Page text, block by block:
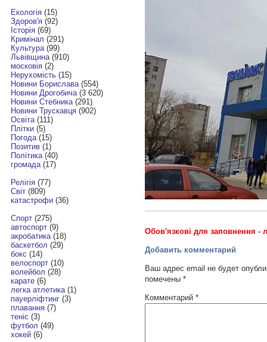
Екологія(15)
Здоров'я(92)
Історія(69)
Кримінал (291)
Культура(99)
Львівщина(910)
московія(2)
Нерухомість(15)
Новини Борислава(554)
Новини Дрогобича(3 620)
Новини Стебника(291)
Новини Трускавця(902)
Освіта(111)
Плітки(5)
Погода(15)
Позитив(1)
Політика(40)
громада(17)
Релігія(77)
Світ(809)
катастрофи(36)
Спорт(275)
автоспорт(9)
акробатика(18)
баскетбол (29)
бокс (14)
велоспорт(10)
волейбол (28)
карате(6)
легка атлетика(1)
пауерліфтинг(3)
плавання(7)
теніс (3)
футбол (49)
хокей(6)
Обов'язкові для заповнення -
Добавить комментарий
Ваш адрес email не будет
помечены *
Комментарий *